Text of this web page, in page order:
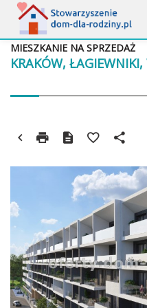
KRAKÓW,
MIESZKANIE NA SPRZEDAŻ